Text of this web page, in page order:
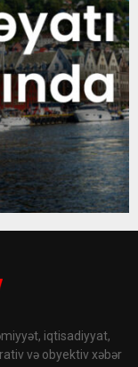
iqtisadiyyat,
və obyektiv xəbər